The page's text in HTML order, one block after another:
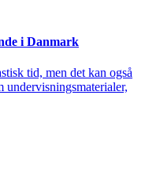
i Danmark
tid, men det kan også